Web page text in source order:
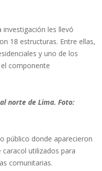
les llevó
18 estructuras. Entre ellas,
y uno de los
componente
norte de Lima. Foto:
público donde aparecieron
utilizados para
comunitarias.